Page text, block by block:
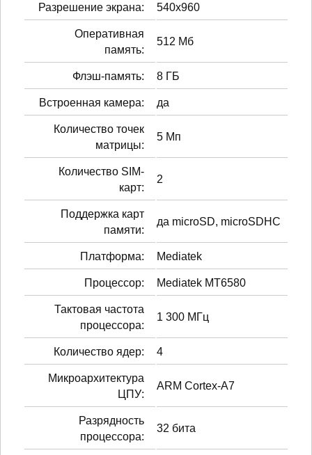
Разрешение экрана: 540x960
Оперативная
память:
512 Мб
Флэш-память: 8 ГБ
Встроенная камера: да
Количество точек
матрицы:
5 Мп
Количество SIM-
карт:
2
Поддержка карт
памяти:
да microSD, microSDHC
Платформа: Mediatek
Процессор: Mediatek MT6580
Тактовая частота
процессора:
1 300 МГц
Количество ядер: 4
Микроархитектура
ЦПУ:
ARM Cortex-A7
Разрядность
процессора:
32 бита